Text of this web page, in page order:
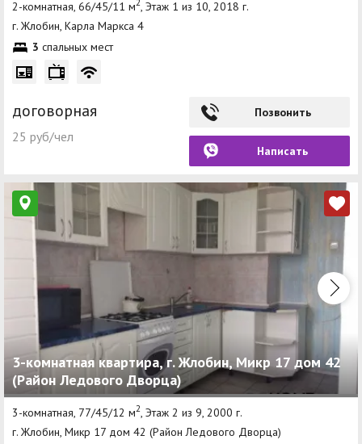
2-комнатная, 66/45/11 м
, Этаж 1 из 10, 2018 г.
г. Жлобин, Карла Маркса 4
3 спальных мест
договорная
25 руб/чел
Позвонить
Написать
3-комнатная квартира, г. Жлобин, Микр 17 дом 42
(Район Ледового Дворца)
3-комнатная, 77/45/12 м2, Этаж 2 из 9, 2000 г.
г. Жлобин, Микр 17 дом 42 (Район Ледового Дворца)